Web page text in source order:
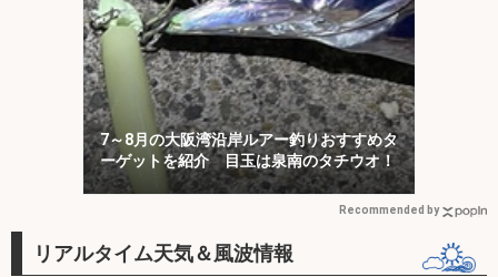
7～8月の大阪湾沿岸ルアー釣りおすすめタ
ーゲットを紹介 目玉は泉南のタチウオ！
Recommended by
リアルタイム天気＆風波情報